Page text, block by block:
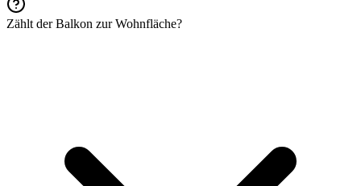
Zählt der Balkon zur Wohnfläche?